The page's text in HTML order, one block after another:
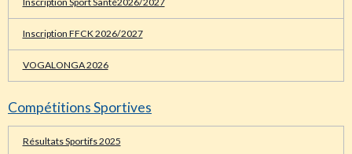
Inscription FFCK 2026/2027
VOGALONGA 2026
Compétitions Sportives
Résultats Sportifs 2025